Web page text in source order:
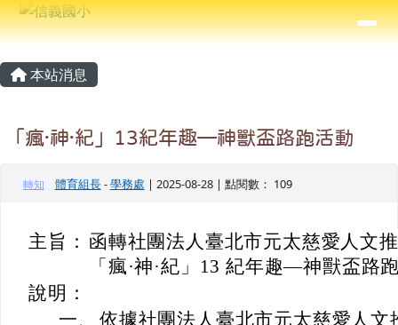
跳至主內容區
信義國小
⏸
導覽列
主內容區域
本站消息
「瘋·神·紀」13紀年趣—神獸盃路跑活動
轉知 體育組長-學務處 | 2025-08-28 | 點閱數： 109
主旨： 函轉社團法人臺北市元太慈愛人文
「瘋·神·紀」13 紀年趣—神獸盃路
說明：
一、 依據社團法人臺北市元太慈愛人文
頁尾區域